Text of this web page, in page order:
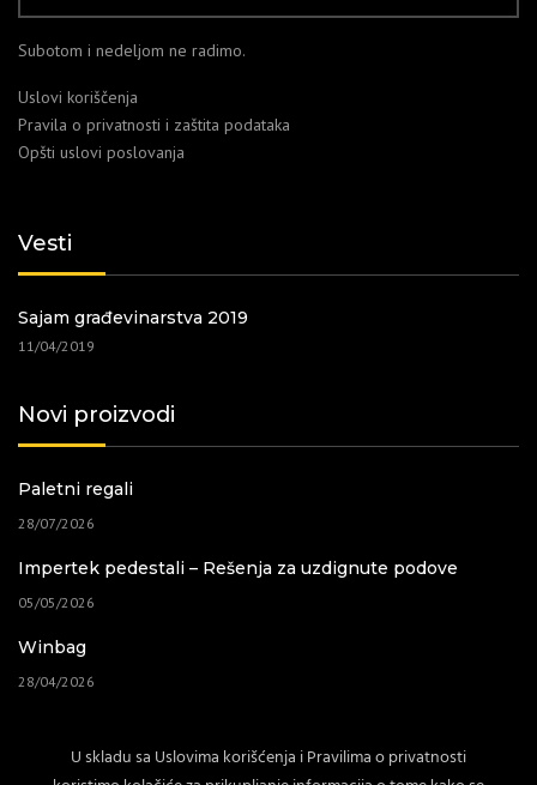
Subotom i nedeljom ne radimo.
Uslovi koriščenja
Pravila o privatnosti i zaštita podataka
Opšti uslovi poslovanja
Vesti
Sajam građevinarstva 2019
11/04/2019
Novi proizvodi
Paletni regali
28/07/2026
Impertek pedestali – Rešenja za uzdignute podove
05/05/2026
Winbag
28/04/2026
02/04/2026U skladu sa Uslovima korišćenja i Pravilima o privatnosti